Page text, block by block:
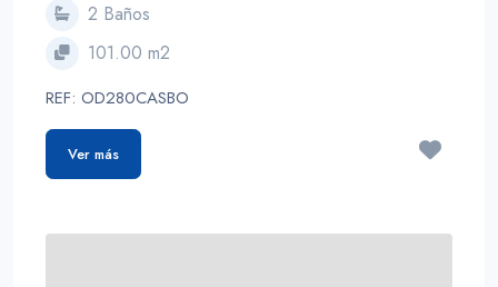
2 Baños
101.00 m2
REF: OD280CASBO
Ver más